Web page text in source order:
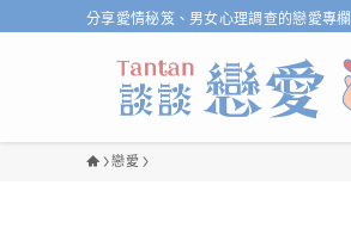
分享愛情秘笈、男女心理調查的戀愛專欄
戀愛